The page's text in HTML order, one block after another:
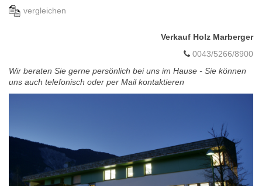
vergleichen
Verkauf Holz Marberger
0043/5266/8900
Wir beraten Sie gerne persönlich bei uns im Hause - Sie können
uns auch telefonisch oder per Mail kontaktieren